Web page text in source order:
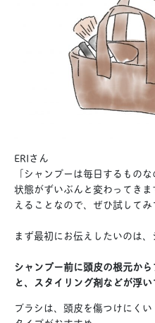
ERIさん
「シャンプーは毎日するもの
状態がずいぶんと変わってき
えることなので、ぜひ試してみ
まず最初にお伝えしたいのは、
シャンプー前に頭皮の根元か
と、 スタイリング剤などが浮
ブラシは、頭皮を傷つけにく